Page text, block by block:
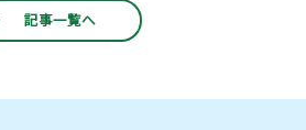
記事一覧へ